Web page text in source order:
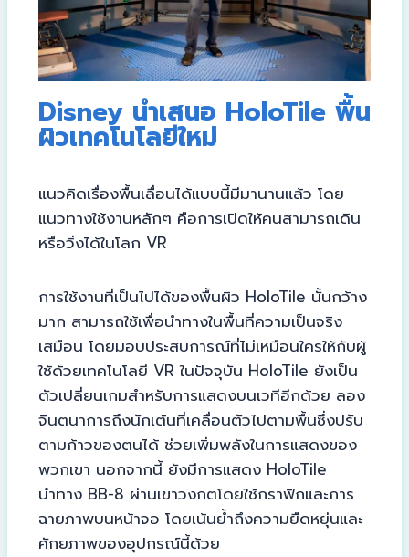
Disney นำเสนอ HoloTile พื้น
ผิวเทคโนโลยีใหม่
แนวคิดเรื่องพื้นเลื่อนได้แบบนี้มีมานานแล้ว โดย
แนวทางใช้งานหลักๆ คือการเปิดให้คนสามารถเดิน
หรือวิ่งได้ในโลก VR
การใช้งานที่เป็นไปได้ของพื้นผิว HoloTile นั้นกว้าง
มาก สามารถใช้เพื่อนำทางในพื้นที่ความเป็นจริง
เสมือน โดยมอบประสบการณ์ที่ไม่เหมือนใครให้กับผู้
ใช้ด้วยเทคโนโลยี VR ในปัจจุบัน HoloTile ยังเป็น
ตัวเปลี่ยนเกมสำหรับการแสดงบนเวทีอีกด้วย ลอง
จินตนาการถึงนักเต้นที่เคลื่อนตัวไปตามพื้นซึ่งปรับ
ตามก้าวของตนได้ ช่วยเพิ่มพลังในการแสดงของ
พวกเขา นอกจากนี้ ยังมีการแสดง HoloTile
นำทาง BB-8 ผ่านเขาวงกตโดยใช้กราฟิกและการ
ฉายภาพบนหน้าจอ โดยเน้นย้ำถึงความยืดหยุ่นและ
ศักยภาพของอุปกรณ์นี้ด้วย